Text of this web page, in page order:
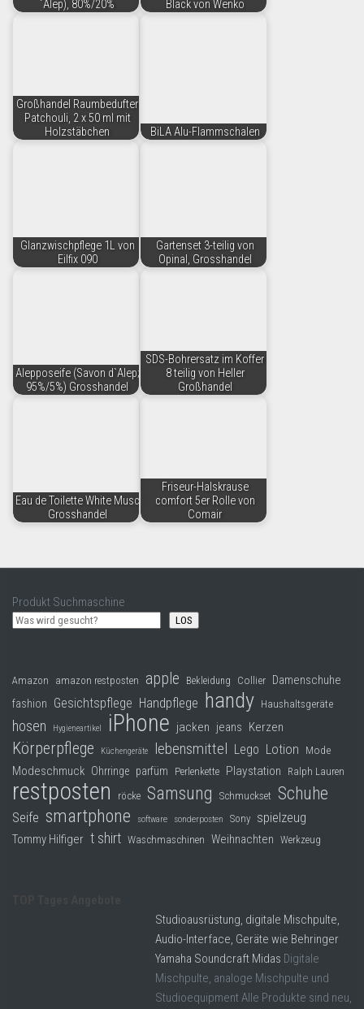
´Alep), 80%/20%
Black von Wenko
Großhandel Raumbedufter
Patchouli, 2 x 50 ml mit
Holzstäbchen
BiLA Alu-Flammschalen
Glanzwischpflege 1L von
Eilfix 090
Gartenset 3-teilig von
Opinal, Grosshandel
Alepposeife (Savon d`Alep;
95%/5%) Grosshandel
SDS-Bohrersatz im Koffer
8 teilig von Heller
Großhandel
Eau de Toilette White Musc
Grosshandel
Friseur-Halskrause
comfort 5er Rolle von
Comair
Produkt Suchmaschine
LOS
Amazon amazon restposten apple Bekleidung Collier Damenschuhe
fashion Gesichtspflege Handpflege handy Haushaltsgeräte
hosen Hygieneartikel iPhone jacken jeans Kerzen
Körperpflege Küchengeräte lebensmittel Lego Lotion Mode
Modeschmuck Ohrringe parfüm Perlenkette Playstation Ralph Lauren
restposten röcke Samsung Schmuckset Schuhe
Seife smartphone software sonderposten Sony spielzeug
Tommy Hilfiger t shirt Waschmaschinen Weihnachten Werkzeug
Studioausrüstung, digitale Mischpulte,
Audio-Interface, Geräte wie Behringer
Yamaha Soundcraft Midas Digitale
Mischpulte, analoge Mischpulte und
Studioequipment Alle Produkte sind neu,